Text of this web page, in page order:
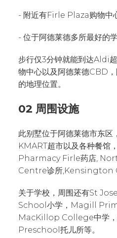
- 附近有Firle Plaza购物
- 位于阿德莱德多所最好
步行仅3分钟就能到达
物中心以及阿德莱德CBD
的地理位置。
02 周围设施
此别墅位于阿德莱德市东
KMART超市以及各种餐
Pharmacy Firle药店,
Centre诊所,Kensington
关于学校，周围还有St
School小学，Magill
MacKillop College中学
Preschool托儿所等。